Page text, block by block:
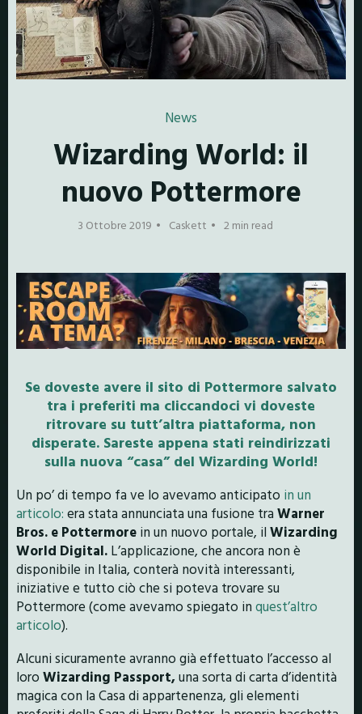
News
Wizarding World: il
nuovo Pottermore
3 Ottobre 2019 Caskett 2 min read
Se doveste avere il sito di Pottermore salvato
tra i preferiti ma cliccandoci vi doveste
ritrovare su tutt’altra piattaforma, non
disperate. Sareste appena stati reindirizzati
sulla nuova “casa” del Wizarding World!
Un po’ di tempo fa ve lo avevamo anticipato in un
articolo: era stata annunciata una fusione tra Warner
Bros. e Pottermore in un nuovo portale, il Wizarding
World Digital. L’applicazione, che ancora non è
disponibile in Italia, conterà novità interessanti,
iniziative e tutto ciò che si poteva trovare su
Pottermore (come avevamo spiegato in quest’altro
articolo).
Alcuni sicuramente avranno già effettuato l’accesso al
loro Wizarding Passport,una sorta di carta d’identità
magica con la Casa di appartenenza, gli elementi